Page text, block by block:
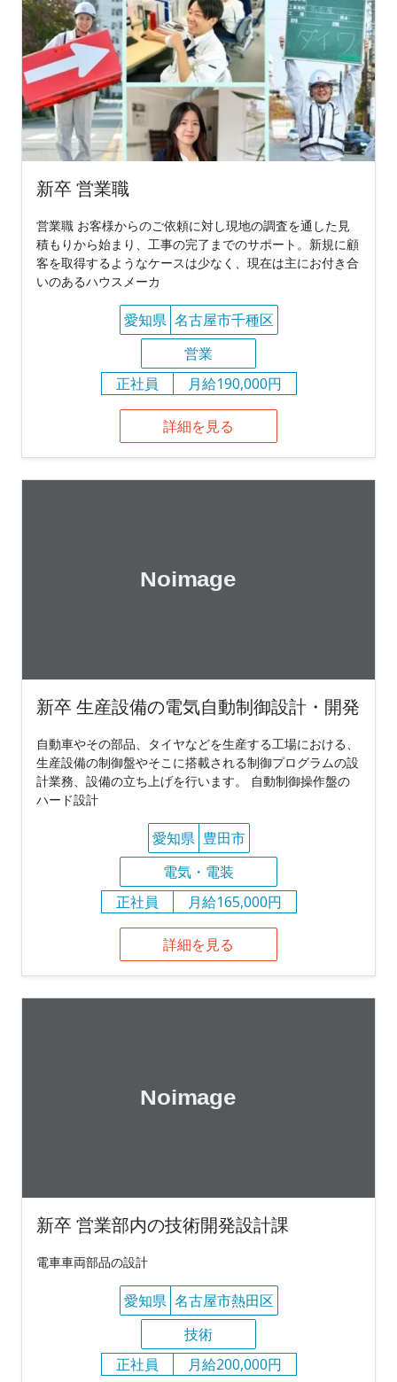
新卒 営業職
営業職 お客様からのご依頼に対し現地の調査を通した見
積もりから始まり、工事の完了までのサポート。新規に顧
客を取得するようなケースは少なく、現在は主にお付き合
いのあるハウスメーカ
愛知県 名古屋市千種区
営業
正社員
月給190,000円
詳細を見る
新卒 生産設備の電気自動制御設計・開発
自動車やその部品、タイヤなどを生産する工場における、
生産設備の制御盤やそこに搭載される制御プログラムの設
計業務、設備の立ち上げを行います。 自動制御操作盤の
ハード設計
愛知県 豊田市
電気・電装
正社員
月給165,000円
詳細を見る
新卒 営業部内の技術開発設計課
電車車両部品の設計
愛知県 名古屋市熱田区
技術
正社員
月給200,000円